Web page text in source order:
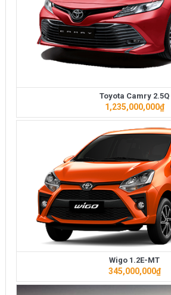
Toyota Camry 2.5Q
1,235,000,000₫
Wigo 1.2E-MT
345,000,000₫